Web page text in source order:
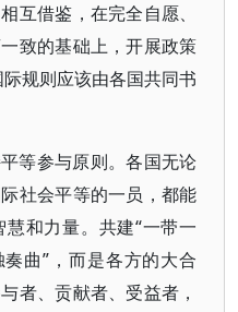
互借鉴，在完全自愿、
致的基础上，开展政策
规则应该由各国共同书
等参与原则。各国无论
社会平等的一员，都能
和力量。共建“一带一
曲”，而是各方的大合
者、贡献者、受益者，